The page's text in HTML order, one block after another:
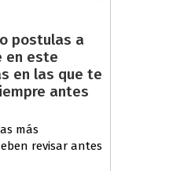
postulas a
en este
en las que te
antes
más
revisar antes